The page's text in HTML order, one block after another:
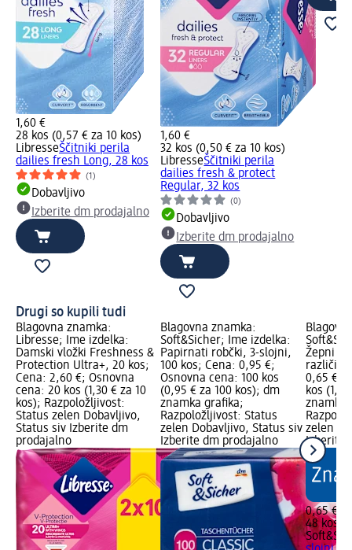
1,60 €
28 kos (0,57 € za 10 kos)
LibresseŠčitniki perila
dailies fresh Long, 28 kos
(1)
Dobavljivo
Izberite dm prodajalno
1,60 €
32 kos (0,50 € za 10 kos)
LibresseŠčitniki perila
dailies fresh & protect
Regular, 32 kos
(0)
Dobavljivo
Izberite dm prodajalno
Drugi so kupili tudi
Blagovna znamka:
Libresse; Ime izdelka:
Damski vložki Freshness &
Protection Ultra+, 20 kos;
Cena: 2,60 €; Osnovna
cena: 20 kos (1,30 € za 10
kos); Razpoložljivost:
Status zelen Dobavljivo,
Status siv Izberite dm
prodajalno
Blagovna znamka:
Soft&Sicher; Ime izdelka:
Papirnati robčki, 3-slojni,
100 kos; Cena: 0,95 €;
Osnovna cena: 100 kos
(0,95 € za 100 kos); dm
znamka grafika;
Razpoložljivost: Status
zelen Dobavljivo, Status siv
Izberite dm prodajalno
Žepni
različic,
0,65 €;
kos
znamka
zelen
Izberite
0,65 €
48 kos